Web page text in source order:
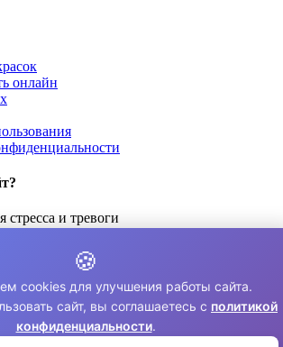
онлайн
стресса и тревоги
и расслабления
семейного досуга
Все права защищены.
личного использования. Коммерческое
🍪
cookies для улучшения работы сайта.
сайт, вы соглашаетесь с политикой
конфиденциальности.